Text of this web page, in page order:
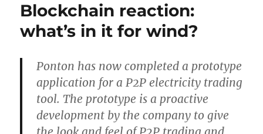
Blockchain reaction:
what’s in it for wind?
Ponton has now completed a prototype
application for a P2P electricity trading
tool. The prototype is a proactive
development by the company to give